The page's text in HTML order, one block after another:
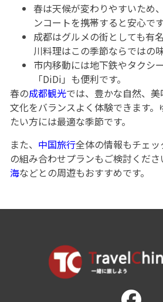
春は天候が変わりやすいため
ンコートを携帯すると安心です
成都はグルメの街としても有
川料理はこの季節ならではの味
市内移動には地下鉄やタクシ
「DiDi」も便利です。
春の成都観光では、豊かな自然、
文化をバランスよく体験できます
たい方には最適な季節です。
また、 中国旅行全体の情報もチェ
の組み合わせプランもご検討くださ
海などとの周遊もおすすめです。